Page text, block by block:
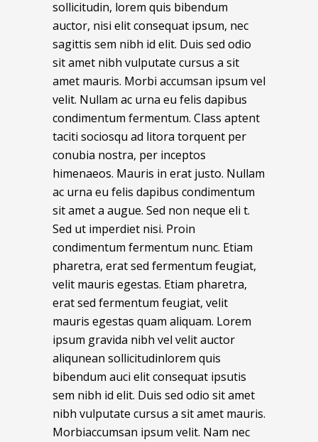
sollicitudin, lorem quis bibendum
auctor, nisi elit consequat ipsum, nec
sagittis sem nibh id elit. Duis sed odio
sit amet nibh vulputate cursus a sit
amet mauris. Morbi accumsan ipsum vel
velit. Nullam ac urna eu felis dapibus
condimentum fermentum. Class aptent
taciti sociosqu ad litora torquent per
conubia nostra, per inceptos
himenaeos. Mauris in erat justo. Nullam
ac urna eu felis dapibus condimentum
sit amet a augue. Sed non neque eli t.
Sed ut imperdiet nisi. Proin
condimentum fermentum nunc. Etiam
pharetra, erat sed fermentum feugiat,
velit mauris egestas. Etiam pharetra,
erat sed fermentum feugiat, velit
mauris egestas quam aliquam. Lorem
ipsum gravida nibh vel velit auctor
aliqunean sollicitudinlorem quis
bibendum auci elit consequat ipsutis
sem nibh id elit. Duis sed odio sit amet
nibh vulputate cursus a sit amet mauris.
Morbiaccumsan ipsum velit. Nam nec